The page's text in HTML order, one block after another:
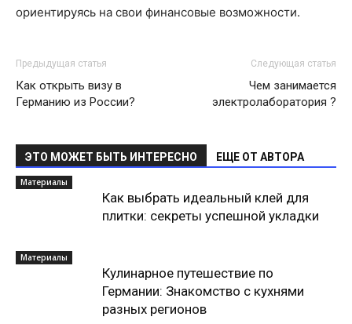
ориентируясь на свои финансовые возможности.
Предыдущая статья
Как открыть визу в
Германию из России?
Следующая статья
Чем занимается
электролаборатория ?
ЭТО МОЖЕТ БЫТЬ ИНТЕРЕСНО ЕЩЕ ОТ АВТОРА
Материалы
Как выбрать идеальный клей для
плитки: секреты успешной укладки
Материалы
Кулинарное путешествие по
Германии: Знакомство с кухнями
разных регионов